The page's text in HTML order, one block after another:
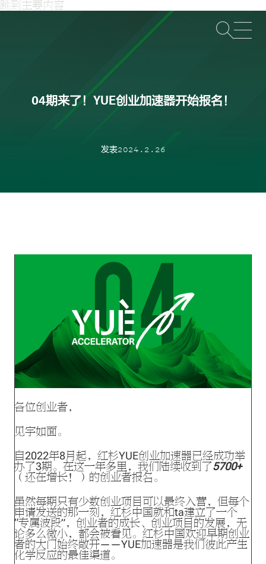
跳到主要内容
打
04期来了！YUE创业加速器开始报名！
发表2024.2.26
各位创业者，
见字如面。
自2022年8月起，红杉YUE创业加速器已经成功举
办了3期。在这一年多里，我们陆续收到了5700+
（还在增长！）的创业者报名。
虽然每期只有少数创业项目可以最终入营，但每个
申请发送的那一刻，红杉中国就和ta建立了一个
“专属波段”，创业者的成长、创业项目的发展，无
论多么微小，都会被看见。红杉中国欢迎早期创业
者的大门始终敞开——YUE加速器是我们彼此产生
化学反应的最佳渠道。